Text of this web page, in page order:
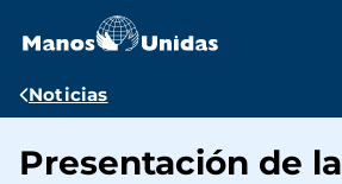
contenido
Ruta
navegación
Noticias
Presentación de la